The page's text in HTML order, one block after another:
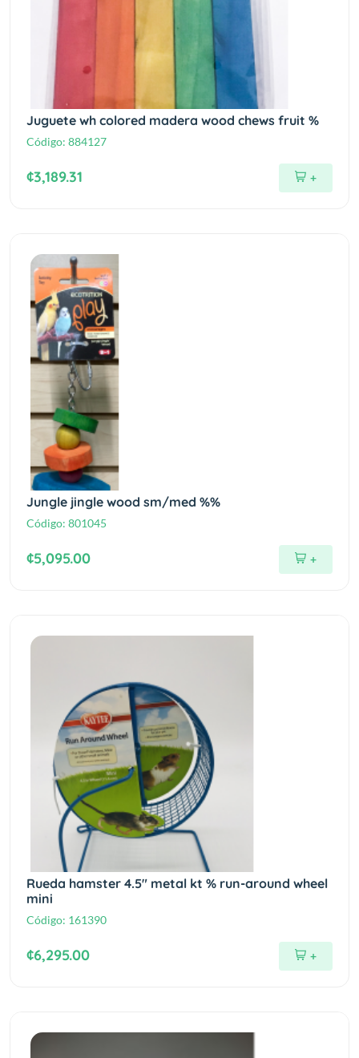
Juguete wh colored madera wood chews fruit %
Código: 884127
¢3,189.31 +
Jungle jingle wood sm/med %%
Código: 801045
¢5,095.00 +
Rueda hamster 4.5" metal kt % run-around wheel
mini
Código: 161390
¢6,295.00 +